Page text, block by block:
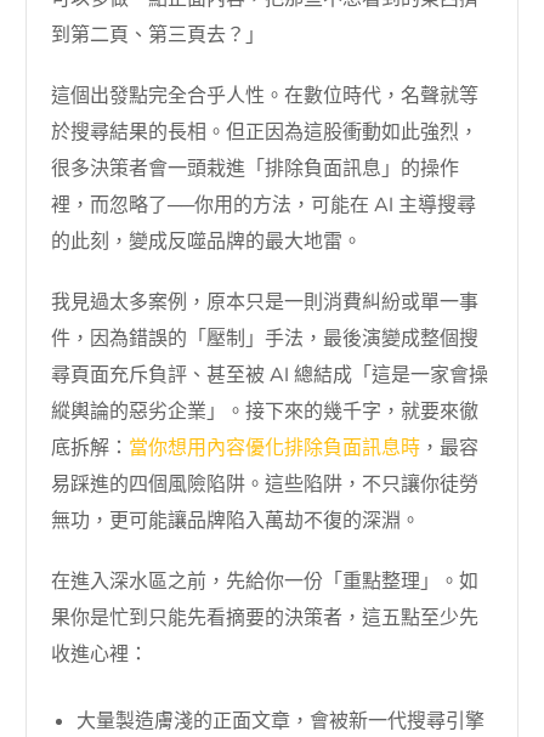
到第二頁、第三頁去？」
這個出發點完全合乎人性。在數位時代，名聲就等
於搜尋結果的長相。但正因為這股衝動如此強烈，
很多決策者會一頭栽進「排除負面訊息」的操作
裡，而忽略了──你用的方法，可能在 AI 主導搜尋
的此刻，變成反噬品牌的最大地雷。
我見過太多案例，原本只是一則消費糾紛或單一事
件，因為錯誤的「壓制」手法，最後演變成整個搜
尋頁面充斥負評、甚至被 AI 總結成「這是一家會操
縱輿論的惡劣企業」。接下來的幾千字，就要來徹
底拆解： 當你想用內容優化排除負面訊息時 ，最容
易踩進的四個風險陷阱。這些陷阱，不只讓你徒勞
無功，更可能讓品牌陷入萬劫不復的深淵。
在進入深水區之前，先給你一份「重點整理」。如
果你是忙到只能先看摘要的決策者，這五點至少先
收進心裡：
大量製造膚淺的正面文章，會被新一代搜尋引擎